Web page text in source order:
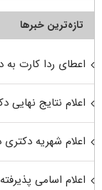
تازه‌ترین خبرها
اعطای ردا کارت به
اعلام نتایج نهایی
اعلام شهریه دکتری
اعلام اسامی